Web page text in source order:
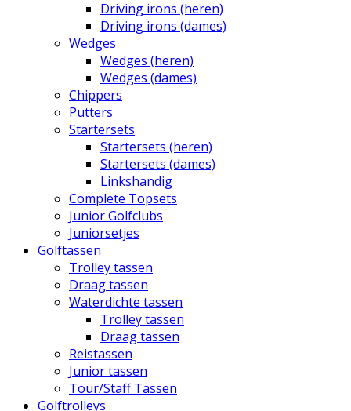
Driving irons (heren)
Driving irons (dames)
Wedges
Wedges (heren)
Wedges (dames)
Chippers
Putters
Startersets
Startersets (heren)
Startersets (dames)
Linkshandig
Complete Topsets
Junior Golfclubs
Juniorsetjes
Golftassen
Trolley tassen
Draag tassen
Waterdichte tassen
Trolley tassen
Draag tassen
Reistassen
Junior tassen
Tour/Staff Tassen
Golftrolleys